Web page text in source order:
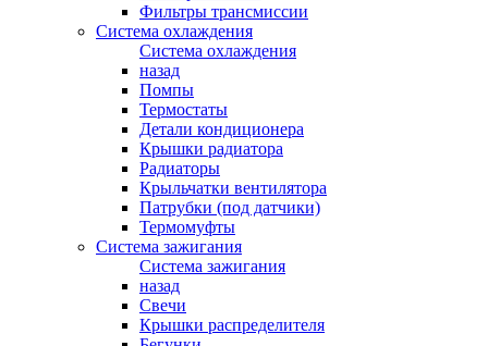
Фильтры трансмиссии
Система охлаждения
Система охлаждения
назад
Помпы
Термостаты
Детали кондиционера
Крышки радиатора
Радиаторы
Крыльчатки вентилятора
Патрубки (под датчики)
Термомуфты
Система зажигания
Система зажигания
назад
Свечи
Крышки распределителя